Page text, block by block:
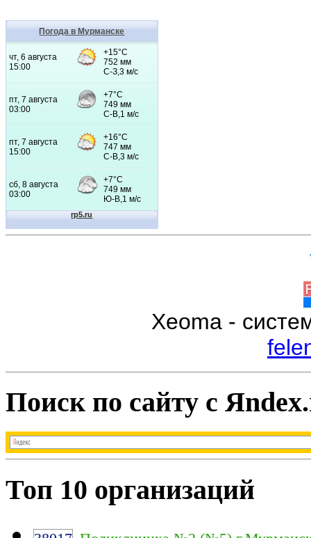
Погода в Мурманске
Xeoma -
Поиск по сайту с
Топ 10 организаций